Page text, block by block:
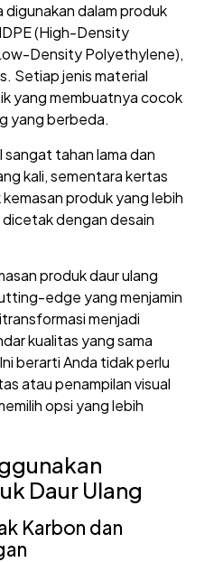
digunakan dalam produk
(High-Density
Density Polyethylene),
Setiap jenis material
yang membuatnya cocok
yang berbeda.
sangat tahan lama dan
kali, sementara kertas
produk yang lebih
dicetak dengan desain
produk daur ulang
edge yang menjamin
menjadi
kualitas yang sama
berarti Anda tidak perlu
atau penampilan visual
opsi yang lebih
Daur Ulang
Karbon dan